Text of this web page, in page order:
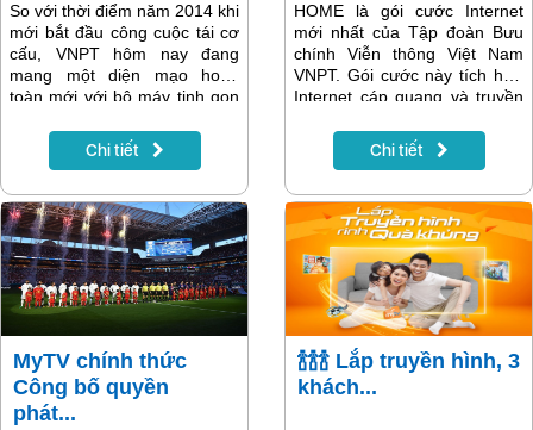
So với thời điểm năm 2014 khi
mới bắt đầu công cuộc tái cơ
cấu, VNPT hôm nay đang
mang một diện mạo hoàn
toàn mới với bộ máy tinh gọn
trung và năng động hơn, sản
phẩm dịch vụ đáp ứng được
hội.
Chi tiết
HOME là gói cước Internet
mới nhất của Tập đoàn Bưu
chính Viễn thông Việt Nam
VNPT. Gói cước này tích hợp
Internet cáp quang và truyền
lượng mới.
Chi tiết
MyTV chính thức
Công bố quyền
phát...
🍾🍾🍾 Lắp truyền hình, 3
khách...